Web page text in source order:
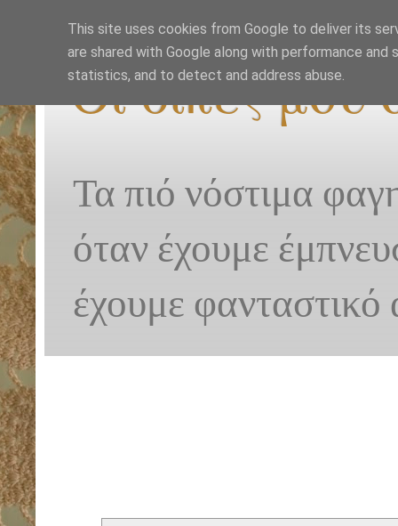
Οι δικές μου
Τα πιό νόστιμα
όταν έχουμε
έχουμε φανταστικό
This site uses cookies from Google to deliver its
are shared with Google along with performance
statistics, and to detect and address abuse.